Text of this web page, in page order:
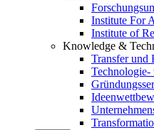
Institute For
Institute of
Knowledge &
Transfer und